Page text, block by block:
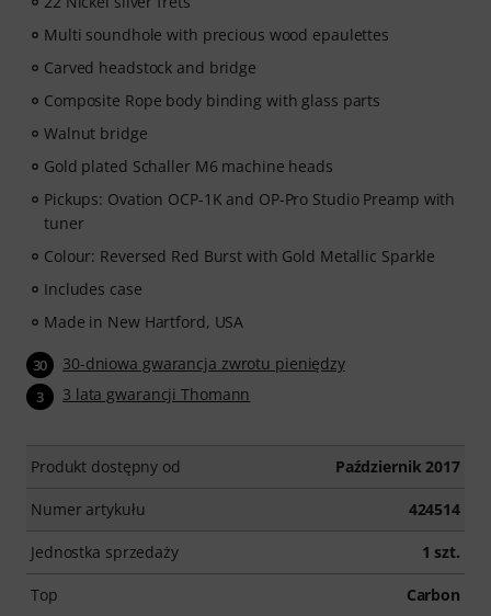
Multi soundhole with precious wood epaulettes
Carved headstock and bridge
Composite Rope body binding with glass parts
Walnut bridge
Gold plated Schaller M6 machine heads
Pickups: Ovation OCP-1K and OP-Pro Studio Preamp with
tuner
Colour: Reversed Red Burst with Gold Metallic Sparkle
Includes case
Made in New Hartford, USA
30 30-dniowa gwarancja zwrotu pieniędzy
3 3 lata gwarancji Thomann
Produkt dostępny od Październik 2017
Numer artykułu 424514
Jednostka sprzedaży 1 szt.
Top Carbon